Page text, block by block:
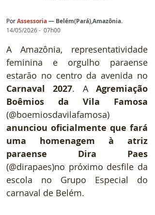
PorAssessoria— Belém(Pará),Amazônia.
14/05/2026 -  07h00
A Amazônia, representatividade
feminina e orgulho paraense
Carnaval 2027. A Agremiação
anunciou oficialmente que fará
uma homenagem à atriz
paraense Dira Paes
(@dirapaes)no próximo desfile da
escola no Grupo Especial do
carnaval de Belém.